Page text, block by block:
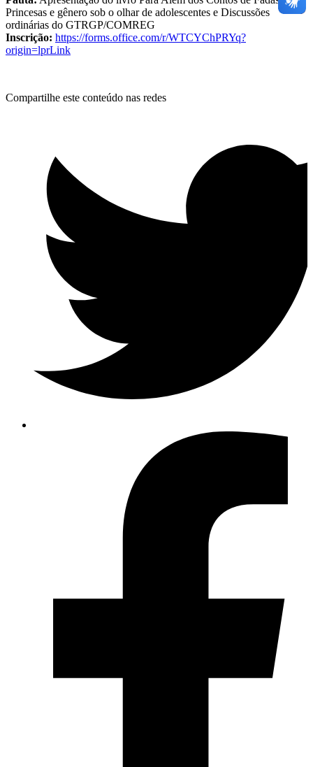
Princesas e gênero sob o olhar de adolescentes e Discussões
ordinárias do GTRGP/COMREG
Inscrição: https://forms.office.com/r/WTCYChPRYq?
origin=lprLink
Compartilhe este conteúdo nas redes